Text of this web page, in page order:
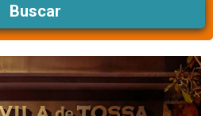
Buscar